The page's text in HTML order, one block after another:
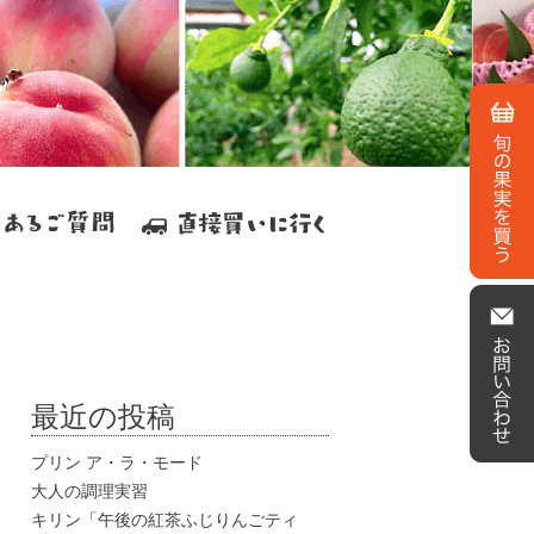
最近の投稿
プリン ア・ラ・モード
大人の調理実習
キリン「午後の紅茶ふじりんごティ